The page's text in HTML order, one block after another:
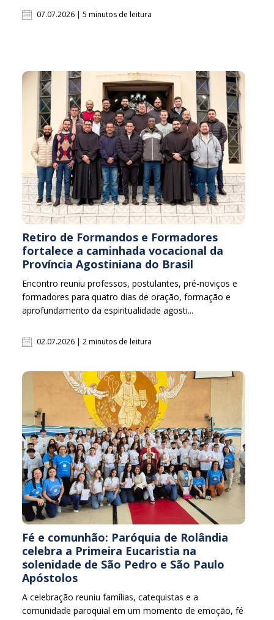
07.07.2026 | 5 minutos de leitura
Retiro de Formandos e Formadores
fortalece a caminhada vocacional da
Província Agostiniana do Brasil
Encontro reuniu professos, postulantes, pré-noviços e
formadores para quatro dias de oração, formação e
aprofundamento da espiritualidade agosti...
02.07.2026 | 2 minutos de leitura
Fé e comunhão: Paróquia de Rolândia
celebra a Primeira Eucaristia na
solenidade de São Pedro e São Paulo
Apóstolos
A celebração reuniu famílias, catequistas e a
comunidade paroquial em um momento de emoção, fé